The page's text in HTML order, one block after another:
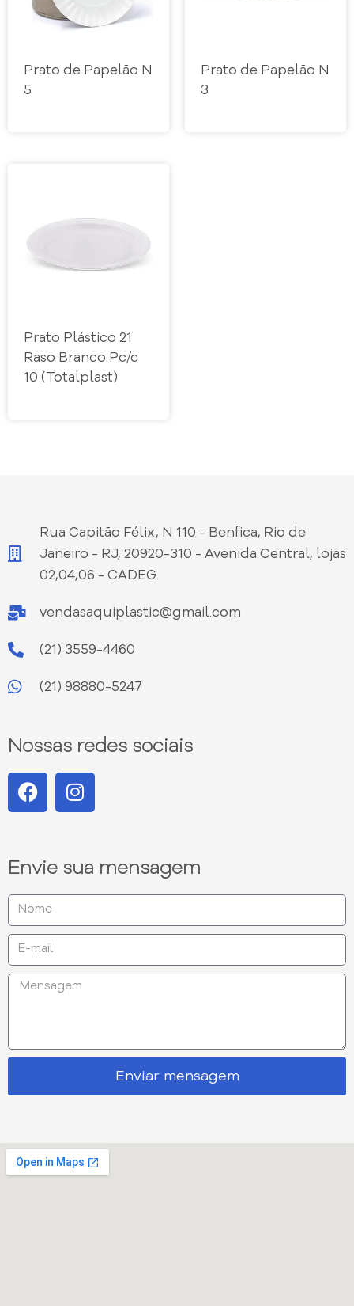
Prato de Papelão N
5
Prato de Papelão N
3
Prato Plástico 21
Raso Branco Pc/c
10 (Totalplast)
Rua Capitão Félix, N 110 - Benfica, Rio de
Janeiro - RJ, 20920-310 - Avenida Central, lojas
02,04,06 - CADEG.
vendasaquiplastic@gmail.com
(21) 3559-4460
(21) 98880-5247
Nossas redes sociais
Envie sua mensagem
Enviar mensagem